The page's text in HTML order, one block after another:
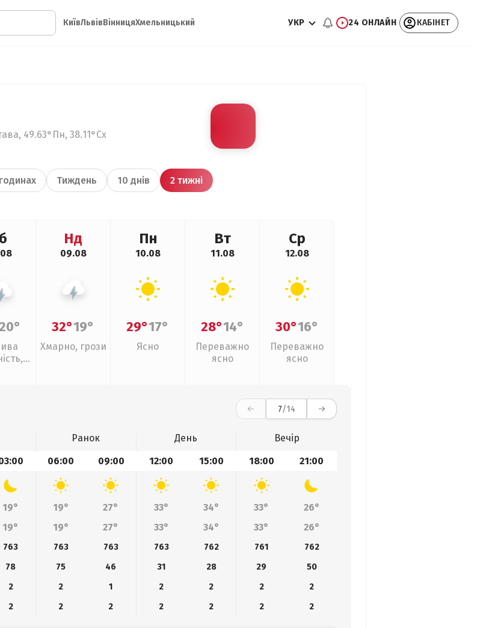
КиївЛьвівВінницяХмельницький УКР 24 ОНЛАЙН КАБІНЕТ
49.63°Пн, 38.11°Сх
Тиждень 10 днів 2 тижні
Нд
09.08
32°19°
Хмарно, грози
Пн
10.08
29°17°
Ясно
Вт
11.08
28°14°
Переважно
ясно
Ср
12.08
30°16°
Переважно
ясно
7/14
Ранок День
Вечір
06:00 09:00 12:00 15:00 18:00 21:00
19° 19° 27° 33° 34° 33°
26°
19° 19° 27° 33° 34° 33° 26°
763 763 763 763 762 761
762
78 75 46 31 28 29
50
2 2 1 2 2 2
2
2 2 2 2 2 2 2